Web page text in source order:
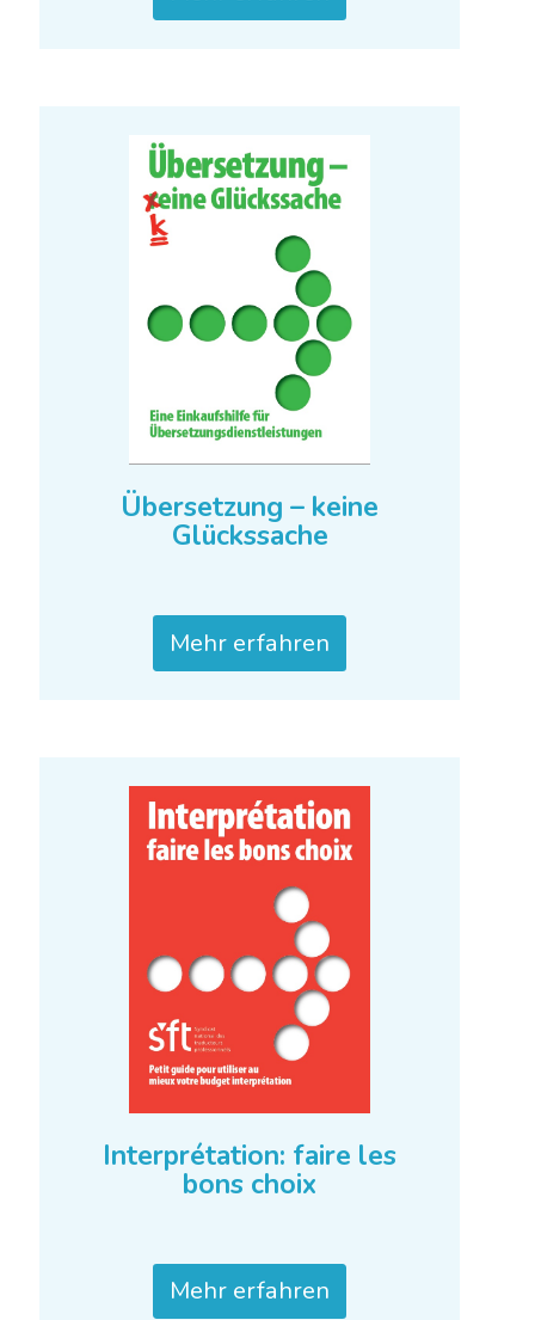
Guide du traducteur et
Mehr erfahren
Übersetzung – keine
Mehr erfahren